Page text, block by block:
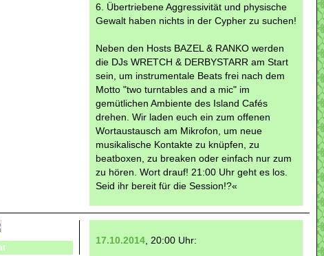
6. Übertriebene Aggressivität und physische
Gewalt haben nichts in der Cypher zu suchen!
Neben den Hosts BAZEL & RANKO werden
die DJs WRETCH & DERBYSTARR am Start
sein, um instrumentale Beats frei nach dem
Motto "two turntables and a mic" im
gemütlichen Ambiente des Island Cafés
drehen. Wir laden euch ein zum offenen
Wortaustausch am Mikrofon, um neue
musikalische Kontakte zu knüpfen, zu
beatboxen, zu breaken oder einfach nur zum
zu hören. Wort drauf! 21:00 Uhr geht es los.
Seid ihr bereit für die Session!?«
17.10.2014, 20:00 Uhr: